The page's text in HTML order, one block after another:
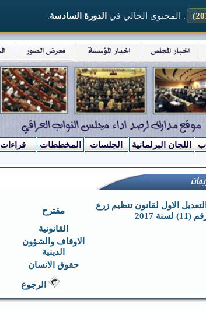
. المحتوى الحالي في الدورة السادسة.
اللجان البرلمانية الجلسات المخططات قراءات
الاول لقانون تنظيم زرع
2017
مقترح
القانونية
الاوقاف والشؤون
الدينية
حقوق الانسان
الرجوع